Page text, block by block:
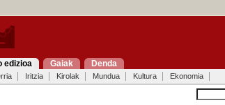
edizioa Gaiak Denda
Iritzia Kirolak Mundua Kultura Ekonomia